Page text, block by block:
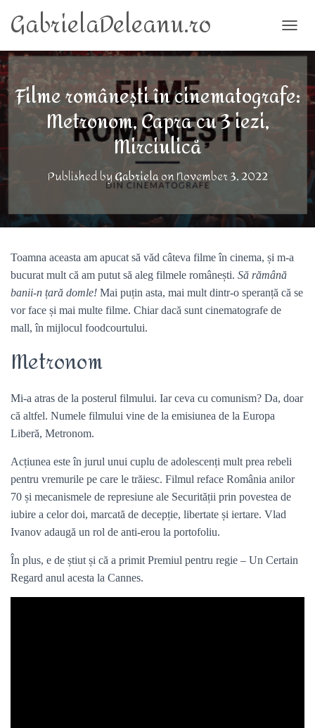
GabrielaDeleanu.ro
Filme românești în cinematografe:
Metronom, Capra cu 3 iezi,
Mirciulică
Published byGabrielaonNovember 3, 2022
Toamna aceasta am apucat să văd câteva filme în cinema, și m-a
bucurat mult că am putut să aleg filmele românești. Să rămână
banii-n țară domle! Mai puțin asta, mai mult dintr-o speranță că se
vor face și mai multe filme. Chiar dacă sunt cinematografe de
mall, în mijlocul foodcourtului.
Metronom
Mi-a atras de la posterul filmului. Iar ceva cu comunism? Da, doar
că altfel. Numele filmului vine de la emisiunea de la Europa
Liberă, Metronom.
Acțiunea este în jurul unui cuplu de adolescenți mult prea rebeli
pentru vremurile pe care le trăiesc. Filmul reface România anilor
70 și mecanismele de represiune ale Securității prin povestea de
iubire a celor doi, marcată de decepție, libertate și iertare. Vlad
Ivanov adaugă un rol de anti-erou la portofoliu.
În plus, e de știut și că a primit Premiul pentru regie – Un Certain
Regard anul acesta la Cannes.